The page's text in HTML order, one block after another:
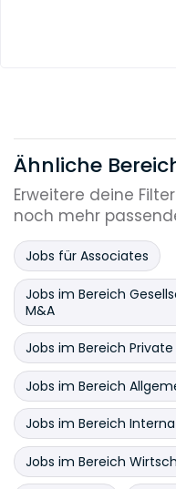
Ähnliche
Erweitere deine
noch mehr
Jobs für Associates
Jobs im Bereich
M&A
Jobs im Bereich
Jobs im Bereich
Jobs im Bereich
Jobs im Bereich